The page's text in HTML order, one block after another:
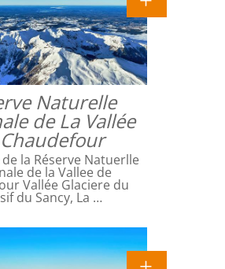
Naturelle
de La Vallée
la Réserve Natuerlle
de la Vallee de
Vallée Glaciere du
du Sancy, La …